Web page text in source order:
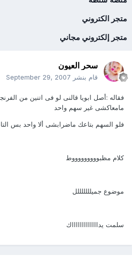
متجر الكتروني
متجر إلكتروني مجاني
سحر العيون
قام بنشر September 29, 2007
فقاله :أصل ابويا قالنى لو فى اتنين من
مامعاكشى غير سهم واحد
فلو السهم بتاعك ماضرابشى ألا واحد بس
كلام مظبوووووووووط
موضوع جميلللللللل
سلمت يداااااااااااااك